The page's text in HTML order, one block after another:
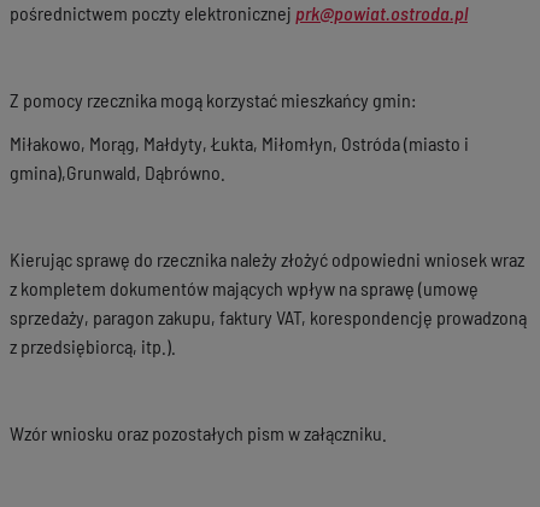
pośrednictwem poczty elektronicznej prk@powiat.ostroda.pl
Z pomocy rzecznika mogą korzystać mieszkańcy gmin:
Miłakowo, Morąg, Małdyty, Łukta, Miłomłyn, Ostróda (miasto i
gmina),Grunwald, Dąbrówno.
Kierując sprawę do rzecznika należy złożyć odpowiedni wniosek wraz
z kompletem dokumentów mających wpływ na sprawę (umowę
sprzedaży, paragon zakupu, faktury VAT, korespondencję prowadzoną
z przedsiębiorcą, itp.).
Wzór wniosku oraz pozostałych pism w załączniku.